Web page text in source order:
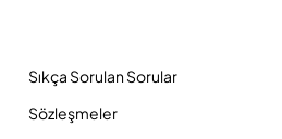
Sıkça Sorulan Sorular
Sözleşmeler